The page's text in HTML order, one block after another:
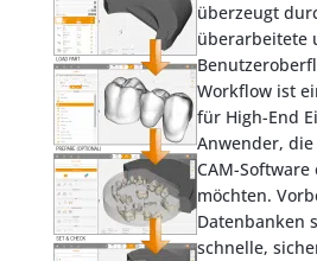
überzeugt
überarbeitete
Workflow ist
für High-End
Anwender,
CAM-
möchten.
Datenbanken
schnelle,